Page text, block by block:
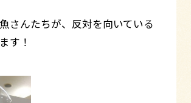
さんたちが、反対を向いている
す！